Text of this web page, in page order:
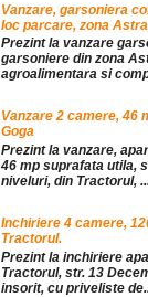
Vanzare, garsoniera
loc parcare, zona
Prezint la vanzare
garsoniere din zona
agroalimentara si
Vanzare 2 camere, 46
Goga
Prezint la vanzare,
46 mp suprafata utila,
niveluri, din Tractorul,
Inchiriere 4 camere,
Tractorul.
Prezint la inchiriere
Tractorul, str. 13
insorit, cu priveliste